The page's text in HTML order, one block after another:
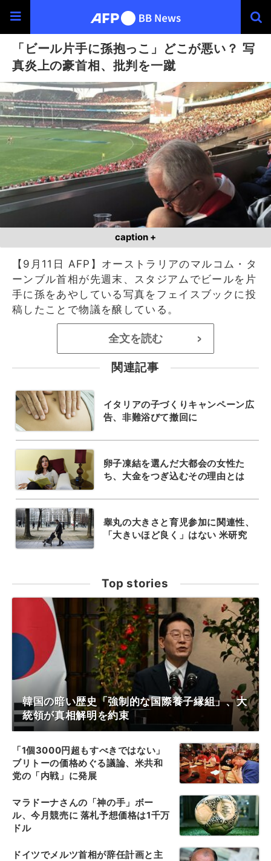
「ビール片手に孫抱っこ」どこが悪い？ 写
真炎上の豪首相、批判を一蹴
caption +
【9月11日 AFP】オーストラリアのマルコム・タ
ーンブル首相が先週末、スタジアムでビールを片
手に孫をあやしている写真をフェイスブックに投
稿したことで物議を醸している。
全文を読む >
関連記事
イタリアの子づくりキャンペーン広
告、非難浴びて撤回に
卵子凍結を選んだ大都会の女性た
ち、大金をつぎ込むその理由とは
睾丸の大きさと育児参加に関連性、
「大きいほど良く」はない 米研究
Top stories
韓国の暗い歴史「強制的な国際養子縁組」、大
統領が真相解明を約束
「1個3000円超もすべきではない」
ブリトーの価格めぐる議論、米共和
党の「内戦」に発展
マラドーナさんの「神の手」ボー
ル、今月競売に 落札予想価格は1千万
ドル
ドイツでメルツ首相が辞任計画と主